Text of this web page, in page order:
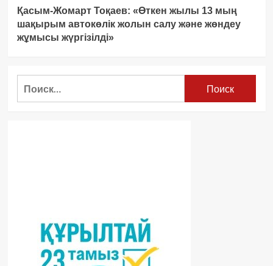
Қасым-Жомарт Тоқаев: «Өткен жылы 13 мың
шақырым автокөлік жолын салу және жөндеу
жұмысы жүргізілді»